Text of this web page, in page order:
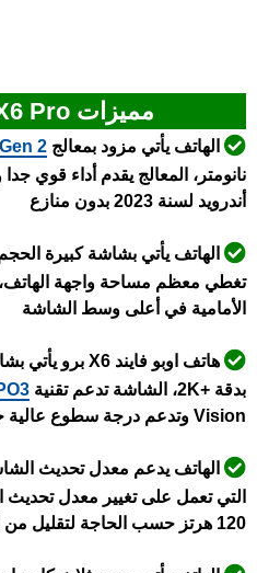
مميزات Oppo Find X6 Pro
الهاتف يأتي مزود بمعالج 2
نانومتر، المعالج يقدم أداء قوي
أندرويد لسنة 2023 بدون منازع
تغطي معظم مساحة واجهة الهاتف،
الأمامية في أعلى وسط الشاشة
هاتف اوبو فايند X6 برو يأتي بشاشة ممتازة من نوع
بدقة +2K، الشاشة تدعم تقنية
Vision وتدعم درجة سطوع عالية جدا تصل حتى 2500 شمعة
الهاتف يدعم معدل تحديث الشاشة 120 هرتز
120 هرتز حسب الحاجة لتقليل من استهلاك الطاقة